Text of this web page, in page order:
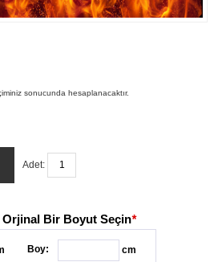
sonucunda hesaplanacaktır.
Adet:
Bir Boyut Seçin*
Boy:
cm